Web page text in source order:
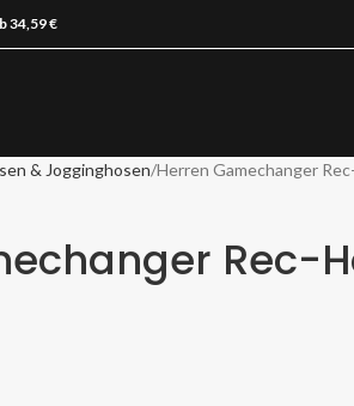
34,59 €
& Jogginghosen Herren Gamechanger
Rec-